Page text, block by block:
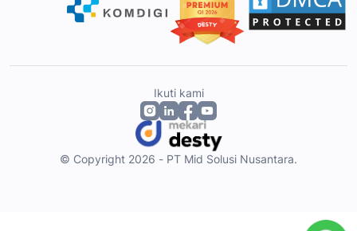
© Copyright 2026 - PT Mid Solusi Nusantara.
Ikuti kami